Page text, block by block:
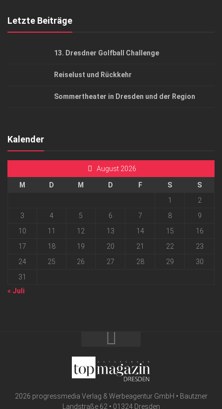
Letzte Beiträge
13. Dresdner Golfball Challenge
Reiselust und Rückkehr
Sommertheater in Dresden und der Region
Kalender
August 2026
M D M D F S
S
1
2
3
4 5 6 7 8
9
10
11 12 13 14 15
16
17
18 19 20 21 22
23
24
25 26 27 28 29
30
31
« Juli
2026 progressmedia Verlag & Werbeagentur GmbH • Bautzner
Landstraße 62 • 01324 Dresden